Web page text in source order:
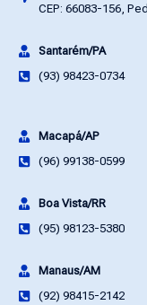
CEP: 66083-156,
Santarém/PA
(93) 98423-0734
Macapá/AP
(96) 99138-0599
Boa Vista/RR
(95) 98123-5380
Manaus/AM
(92) 98415-2142